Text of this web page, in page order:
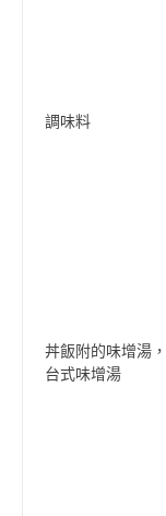
調味料
丼飯附的味增湯
台式味增湯